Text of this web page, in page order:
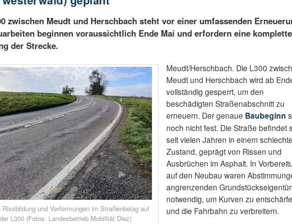
zwischen Meudt und Herschbach steht vor einer umfassenden
beginnen voraussichtlich Ende Mai und erfordern eine komplette
der Strecke.
Rissbildung und Verformungen im Straßenbelag auf
der L300 (Fotos: Landesbetrieb Mobilität Diez)
Meudt/Herschbach. Die L300
Meudt und Herschbach wird ab
vollständig gesperrt, um den
beschädigten Straßenabschnitt zu
erneuern. Der genaue Baubeginn
noch nicht fest. Die Straße befindet
seit vielen Jahren in einem
Zustand, geprägt von Rissen und
Ausbrüchen im Asphalt. In
auf den Neubau waren
angrenzenden
notwendig, um Kurven zu
und die Fahrbahn zu verbreitern.